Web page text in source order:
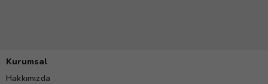
Kurumsal
Hakkımızda